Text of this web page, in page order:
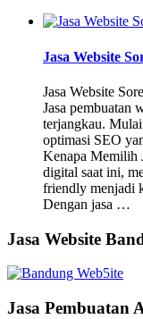
Jasa Website
Jasa Website
Jasa pembuatan
terjangkau.
optimasi SEO
Kenapa Memilih
digital saat ini,
friendly menjadi
Dengan jasa …
Jasa Website
Jasa Pembuatan